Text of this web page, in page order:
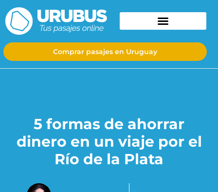
Comprar pasajes en Uruguay
5 formas de ahorrar
dinero en un viaje por el
Río de la Plata